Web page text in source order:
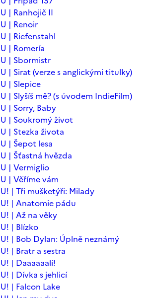
| Ranhojič II
| Renoir
| Riefenstahl
| Romería
| Sbormistr
| Sirat (verze s anglickými titulky)
| Slepice
| Slyšíš mě? (s úvodem IndieFilm)
| Sorry, Baby
| Soukromý život
| Stezka života
| Šepot lesa
| Šťastná hvězda
| Vermiglio
| Věříme vám
| Tři mušketýři: Milady
| Anatomie pádu
| Až na věky
| Blízko
| Bob Dylan: Úplně neznámý
| Bratr a sestra
| Daaaaaalí!
| Dívka s jehlicí
| Falcon Lake